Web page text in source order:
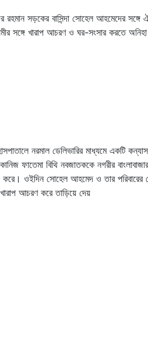
সড়কের বাসিন্দা সোহেল আহমেদের সঙ্গে
সঙ্গে খারাপ আচরণ ও ঘর-সংসার করতে
নরমাল ডেলিভারির মাধ্যমে একটি
ফাতেমা বিথি নবজাতককে নগরীর
ওইদিন সোহেল আহমেদ ও তার পরিবারের
আচরণ করে তাড়িয়ে দেয়